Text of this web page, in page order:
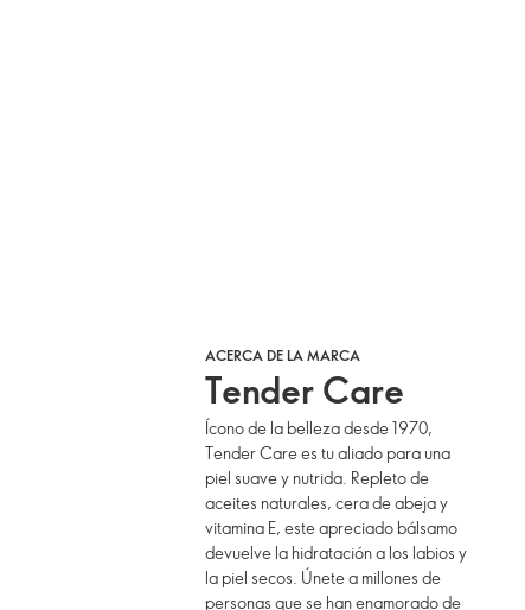
ACERCA DE LA MARCA
Tender Care
Ícono de la belleza desde 1970,
Tender Care es tu aliado para una
piel suave y nutrida. Repleto de
aceites naturales, cera de abeja y
vitamina E, este apreciado bálsamo
devuelve la hidratación a los labios y
la piel secos. Únete a millones de
personas que se han enamorado de